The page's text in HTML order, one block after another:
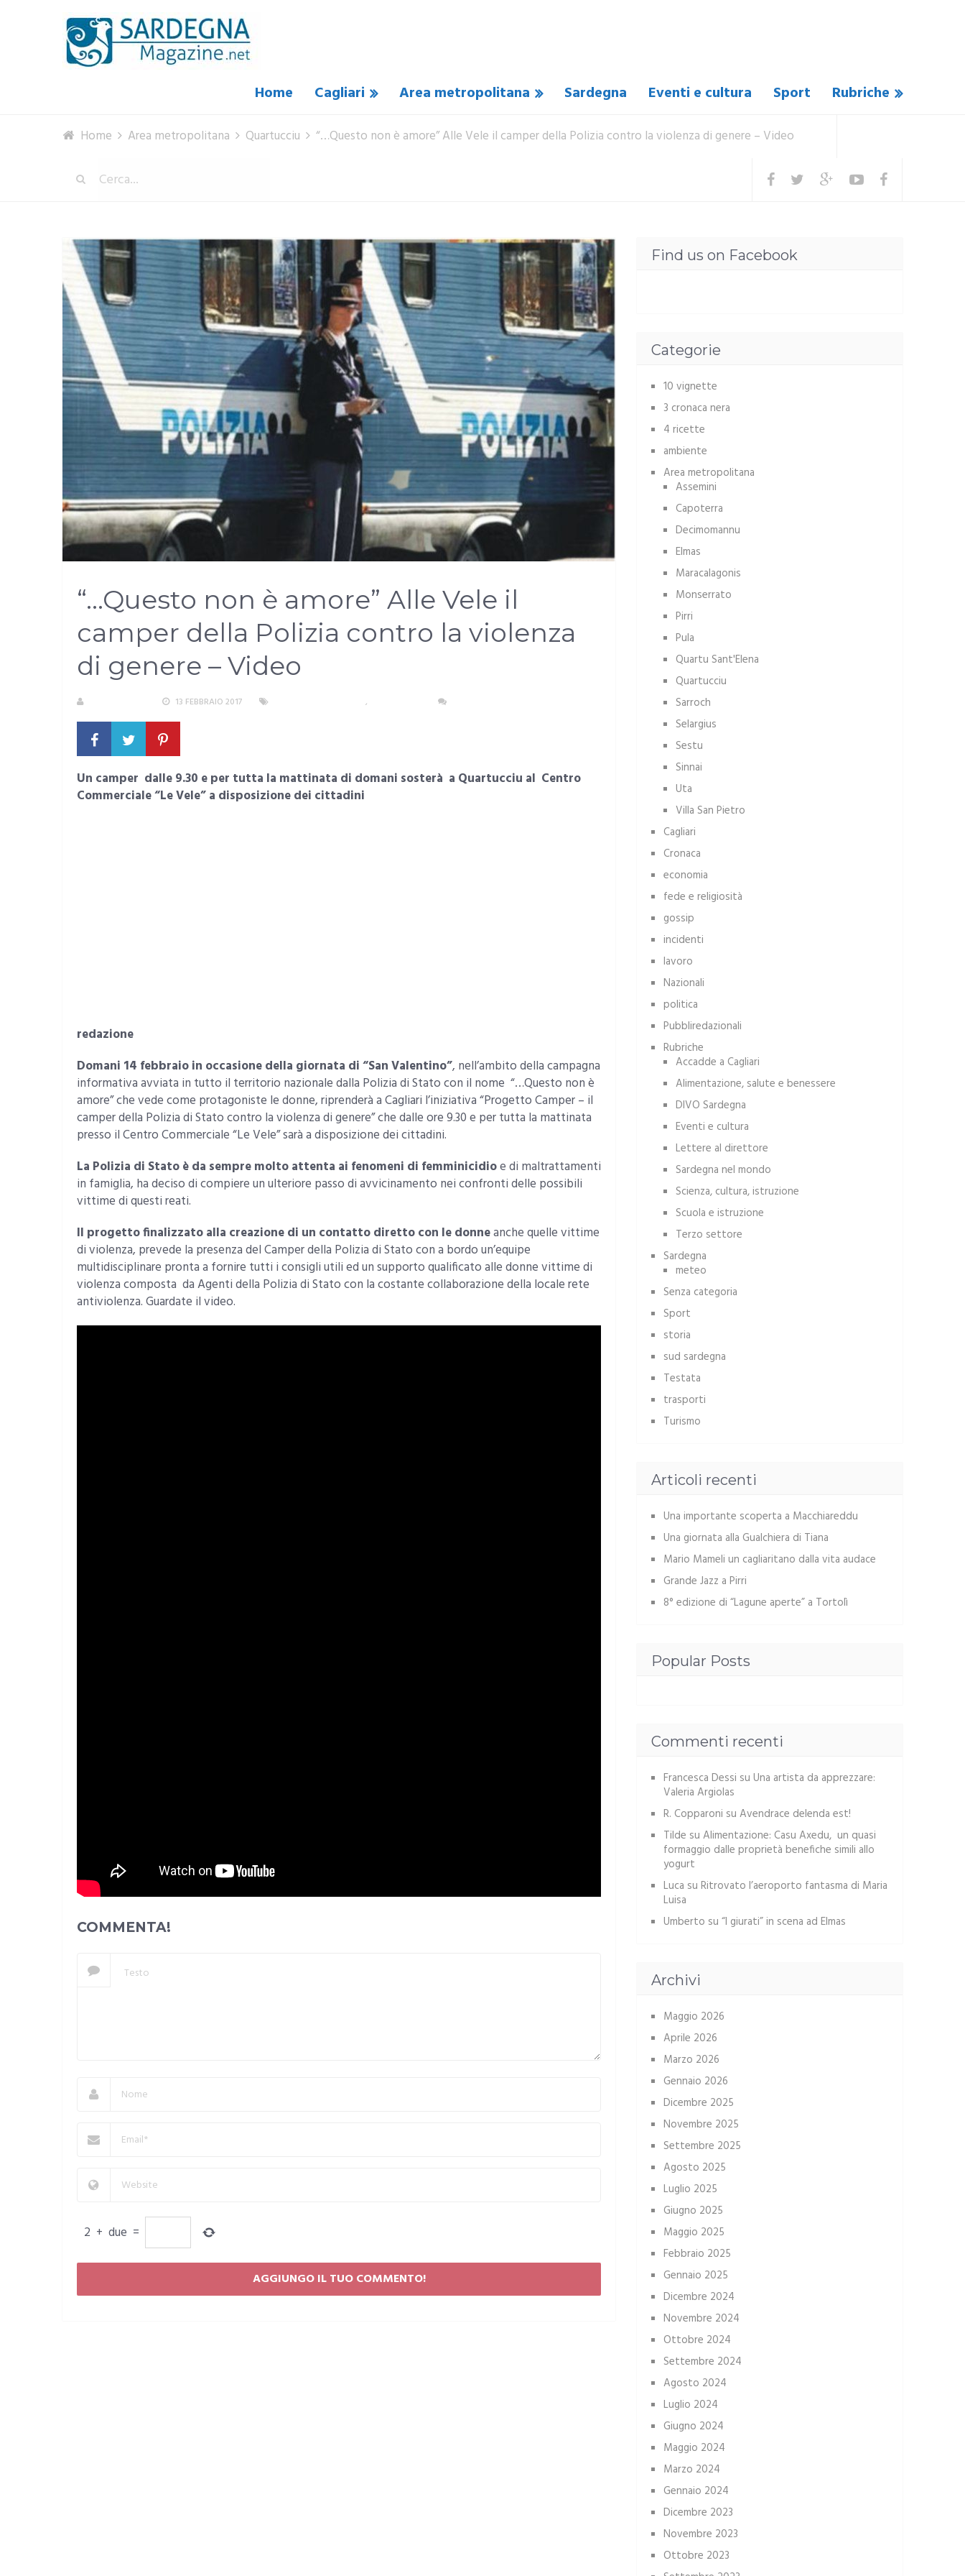
Home Cagliari Area metropolitana Sardegna Eventi e cultura Sport Rubriche
Home Area metropolitana Quartucciu “…Questo non è amore” Alle Vele il camper della Polizia contro la violenza di genere – Video
“…Questo non è amore” Alle Vele il
camper della Polizia contro la violenza
di genere – Video
13 FEBBRAIO 2017 ,
Un camper dalle 9.30 e per tutta la mattinata di domani sosterà a Quartucciu al Centro
Commerciale “Le Vele” a disposizione dei cittadini
redazione
Domani 14 febbraio in occasione della giornata di “San Valentino”, nell’ambito della campagna
informativa avviata in tutto il territorio nazionale dalla Polizia di Stato con il nome “…Questo non è
amore” che vede come protagoniste le donne, riprenderà a Cagliari l’iniziativa “Progetto Camper – il
camper della Polizia di Stato contro la violenza di genere” che dalle ore 9.30 e per tutta la mattinata
presso il Centro Commerciale “Le Vele” sarà a disposizione dei cittadini.
La Polizia di Stato è da sempre molto attenta ai fenomeni di femminicidioe di maltrattamenti
in famiglia, ha deciso di compiere un ulteriore passo di avvicinamento nei confronti delle possibili
vittime di questi reati.
Il progetto finalizzato alla creazione di un contatto diretto con le donneanche quelle vittime
di violenza, prevede la presenza del Camper della Polizia di Stato con a bordo un’equipe
multidisciplinare pronta a fornire tutti i consigli utili ed un supporto qualificato alle donne vittime di
violenza composta da Agenti della Polizia di Stato con la costante collaborazione della locale rete
antiviolenza. Guardate il video.
COMMENTA!
2 + due =
Find us on Facebook
Categorie
10 vignette
3 cronaca nera
4 ricette
ambiente
Area metropolitana
Assemini
Capoterra
Decimomannu
Elmas
Maracalagonis
Monserrato
Pirri
Pula
Quartu Sant'Elena
Quartucciu
Sarroch
Selargius
Sestu
Sinnai
Uta
Villa San Pietro
Cagliari
Cronaca
economia
fede e religiosità
gossip
incidenti
lavoro
Nazionali
politica
Pubbliredazionali
Rubriche
Accadde a Cagliari
Alimentazione, salute e benessere
DIVO Sardegna
Eventi e cultura
Lettere al direttore
Sardegna nel mondo
Scienza, cultura, istruzione
Scuola e istruzione
Terzo settore
Sardegna
meteo
Senza categoria
Sport
storia
sud sardegna
Testata
trasporti
Turismo
Articoli recenti
Una importante scoperta a Macchiareddu
Una giornata alla Gualchiera di Tiana
Mario Mameli un cagliaritano dalla vita audace
Grande Jazz a Pirri
8° edizione di “Lagune aperte” a Tortolì
Popular Posts
Commenti recenti
Francesca Dessi su Una artista da apprezzare:
Valeria Argiolas
R. Copparoni su Avendrace delenda est!
Tilde su Alimentazione: Casu Axedu, un quasi
formaggio dalle proprietà benefiche simili allo
yogurt
Luca su Ritrovato l’aeroporto fantasma di Maria
Luisa
Umberto su “I giurati” in scena ad Elmas
Archivi
Maggio 2026
Aprile 2026
Marzo 2026
Gennaio 2026
Dicembre 2025
Novembre 2025
Settembre 2025
Agosto 2025
Luglio 2025
Giugno 2025
Maggio 2025
Febbraio 2025
Gennaio 2025
Dicembre 2024
Novembre 2024
Ottobre 2024
Settembre 2024
Agosto 2024
Luglio 2024
Giugno 2024
Maggio 2024
Marzo 2024
Gennaio 2024
Dicembre 2023
Novembre 2023
Ottobre 2023